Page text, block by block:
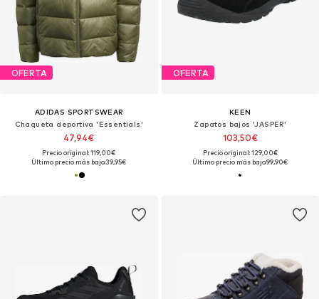
OFERTA
ADIDAS SPORTSWEAR
Chaqueta deportiva 'Essentials'
47,94€
Precio original: 119,00€
Último precio más bajo:39,95€
OFERTA
KEEN
Zapatos bajos 'JASPER'
103,50€
Precio original: 129,00€
Último precio más bajo:99,90€